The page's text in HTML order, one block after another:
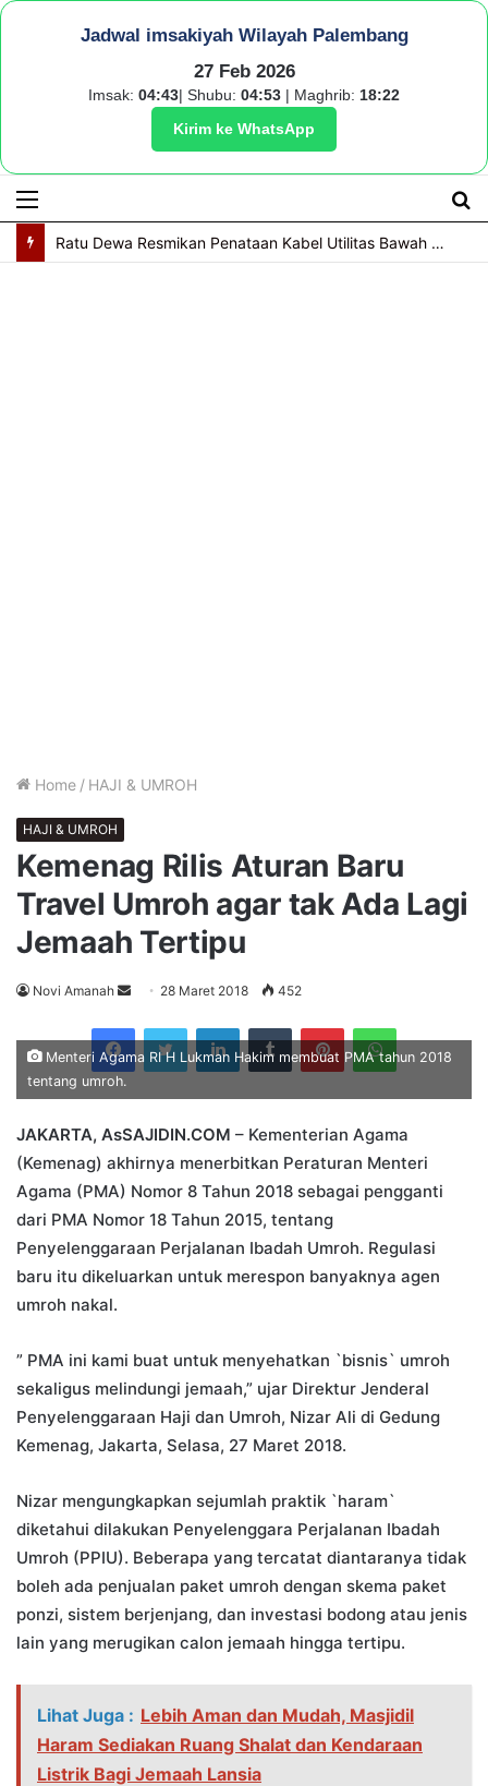
Jadwal imsakiyah Wilayah Palembang
27 Feb 2026
Imsak: 04:43| Shubu: 04:53 | Maghrib: 18:22
Kirim ke WhatsApp
Menu
Ratu Dewa Resmikan Penataan Kabel Utilitas Bawah Tanah, POM IX Jadi Pilot Project Kota Modern
Home / HAJI & UMROH
HAJI & UMROH
Kemenag Rilis Aturan Baru
Travel Umroh agar tak Ada Lagi
Jemaah Tertipu
Novi Amanah
Send
email
28 Maret 2018 452
FacebookTwitterLinkedInTumblrPinterestWhatsApp
Menteri Agama RI H Lukman Hakim membuat PMA tahun 2018
tentang umroh.
JAKARTA, AsSAJIDIN.COM – Kementerian Agama
(Kemenag) akhirnya menerbitkan Peraturan Menteri
Agama (PMA) Nomor 8 Tahun 2018 sebagai pengganti
dari PMA Nomor 18 Tahun 2015, tentang
Penyelenggaraan Perjalanan Ibadah Umroh. Regulasi
baru itu dikeluarkan untuk merespon banyaknya agen
umroh nakal.
” PMA ini kami buat untuk menyehatkan `bisnis` umroh
sekaligus melindungi jemaah,” ujar Direktur Jenderal
Penyelenggaraan Haji dan Umroh, Nizar Ali di Gedung
Kemenag, Jakarta, Selasa, 27 Maret 2018.
Nizar mengungkapkan sejumlah praktik `haram`
diketahui dilakukan Penyelenggara Perjalanan Ibadah
Umroh (PPIU). Beberapa yang tercatat diantaranya tidak
boleh ada penjualan paket umroh dengan skema paket
ponzi, sistem berjenjang, dan investasi bodong atau jenis
lain yang merugikan calon jemaah hingga tertipu.
Lihat Juga : Lebih Aman dan Mudah, Masjidil
Haram Sediakan Ruang Shalat dan Kendaraan
Listrik Bagi Jemaah Lansia